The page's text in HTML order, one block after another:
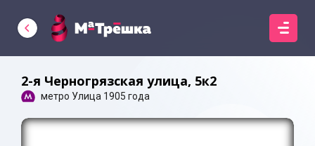
2-я Черногрязская улица, 5к2
метро Улица 1905 года